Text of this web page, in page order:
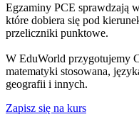
Egzaminy PCE sprawdzają
które dobiera się pod
przeliczniki punktowe.
W EduWorld przygotujemy
matematyki stosowana,
geografii i innych.
Zapisz się na kurs